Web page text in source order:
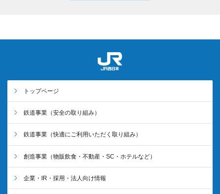
トップページ
鉄道事業 （安全の取り組み）
鉄道事業 （快適にご利用いただく取り組み）
創造事業 （物販飲食・不動産・SC・ホテルなど）
企業・IR・採用・法人向け情報